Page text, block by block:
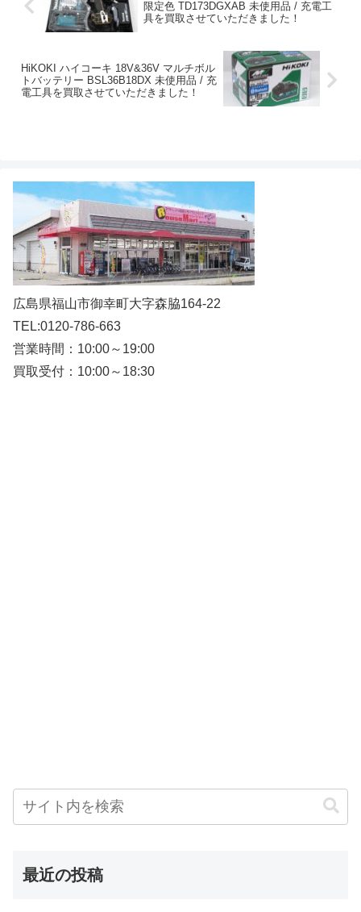
限定色 TD173DGXAB 未使用品 / 充電工
具を買取させていただきました！
HiKOKI ハイコーキ 18V&36V マルチボル
トバッテリー BSL36B18DX 未使用品 / 充
電工具を買取させていただきました！
広島県福山市御幸町大字森脇164-22
TEL:0120-786-663
営業時間：10:00～19:00
買取受付：10:00～18:30
最近の投稿